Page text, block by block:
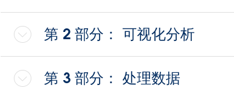
第 2 部分： 可视化分析
第 3 部分： 处理数据